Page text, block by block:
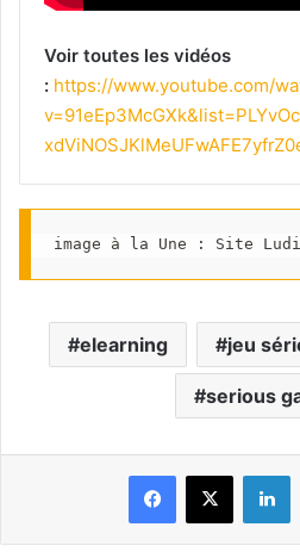
Voir toutes les vidéos
: https://www.youtube.com/
image à la Une : Site
elearning jeu
serious
Facebook
X